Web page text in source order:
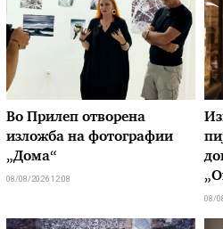
Во Прилеп отворена
изложба на фотографии
„Дома“
08/08/2026 12:08
08/